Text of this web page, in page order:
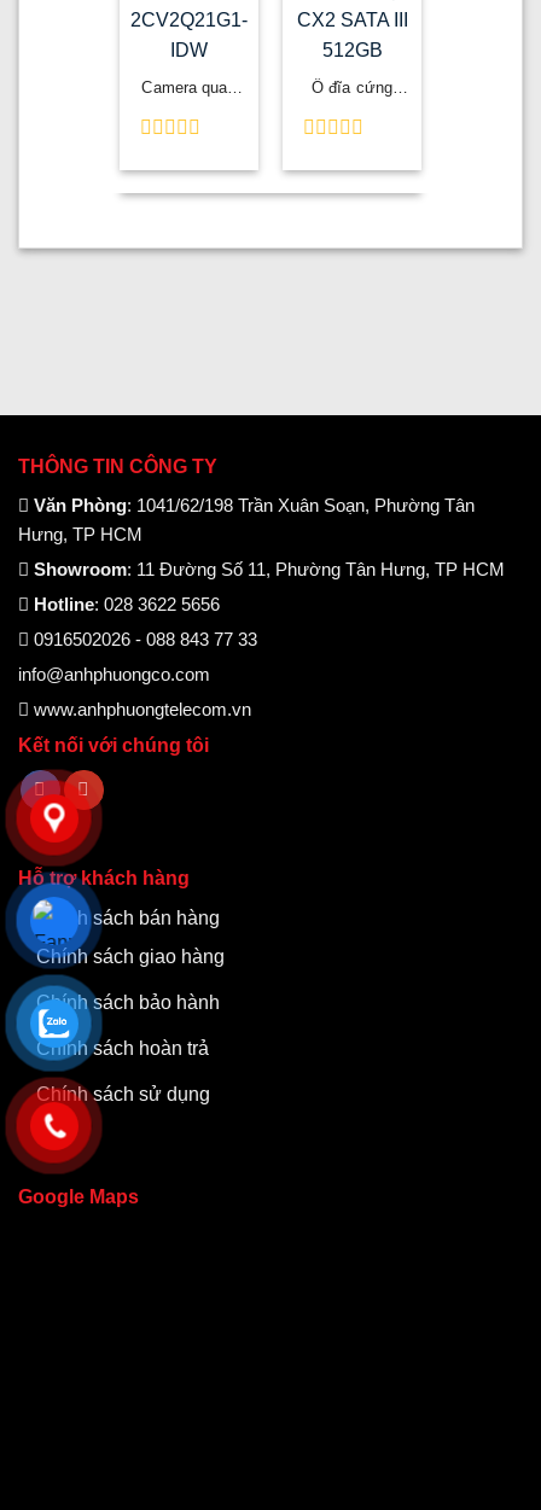
Camera quan
DS-
xếp
hạng
sao
Ổ đĩa cứng
TeamGroup
xếp
hạng
sao
THÔNG TIN CÔNG TY
Văn Phòng: 1041/62/198 Trần Xuân Soạn, Phường Tân
Hưng, TP HCM
Showroom: 11 Đường Số 11, Phường Tân Hưng, TP HCM
Hotline: 028 3622 5656
0916502026 - 088 843 77 33
info@anhphuongco.com
www.anhphuongtelecom.vn
Kết nối với chúng tôi
Hỗ trợ khách hàng
Chính sách bán hàng
Chính sách giao hàng
Chính sách bảo hành
Chính sách hoàn trả
Chính sách sử dụng
Google Maps